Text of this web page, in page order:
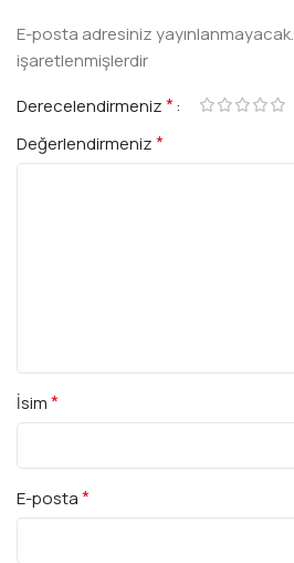
E-posta adresiniz yayınlanmayacak.
işaretlenmişlerdir
Derecelendirmeniz*
Değerlendirmeniz*
İsim*
E-posta*